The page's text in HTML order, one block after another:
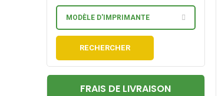
MODÈLE D'IMPRIMANTE
RECHERCHER
FRAIS DE LIVRAISON